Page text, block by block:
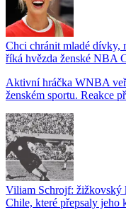
Chci chránit mladé dívky,
říká hvězda ženské NBA
Aktivní hráčka WNBA
ženském sportu. Reakce
Viliam Schrojf: žižkovský
Chile, které přepsaly jeho